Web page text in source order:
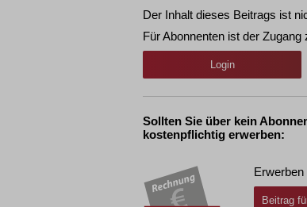
Der Inhalt dieses Beitrags ist
Für Abonnenten ist der
Login
Sollten Sie über kein
kostenpflichtig erwerben:
Beitrag